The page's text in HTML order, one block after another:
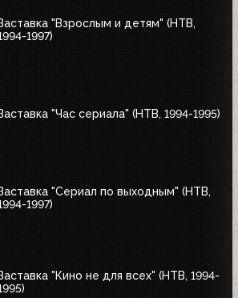
"Взрослым и детям" (НТВ,
1997)
"Час сериала" (НТВ, 1994-1995)
"Сериал по выходным" (НТВ,
1997)
"Кино не для всех" (НТВ, 1994-